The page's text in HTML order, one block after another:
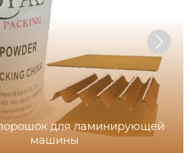
для ламинирующей
машины